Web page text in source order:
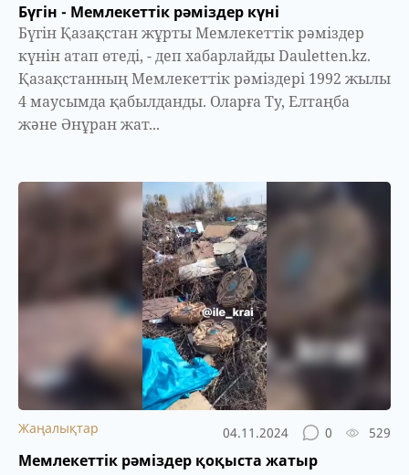
Бүгін - Мемлекеттік рәміздер күні
Бүгін Қазақстан жұрты Мемлекеттік рәміздер
күнін атап өтеді, - деп хабарлайды Dauletten.kz.
Қазақстанның Мемлекеттік рәміздері 1992 жылы
4 маусымда қабылданды. Оларға Ту, Елтаңба
және Әнұран жат...
Жаңалықтар 04.11.2024 0 529
Мемлекеттік рәміздер қоқыста жатыр